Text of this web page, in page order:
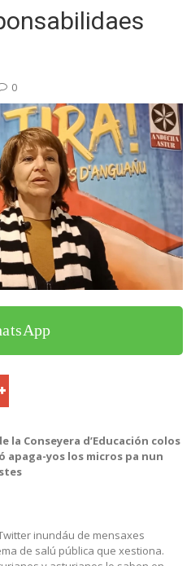
0
Conseyera d’Educación colos
apaga-yos los micros pa nun
inundáu de mensaxes
de salú pública que xestiona.